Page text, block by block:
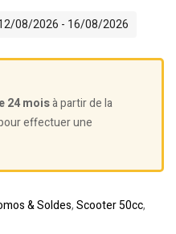
08/2026 - 16/08/2026
24 moisà partir de la
effectuer une
& Soldes,Scooter 50cc,